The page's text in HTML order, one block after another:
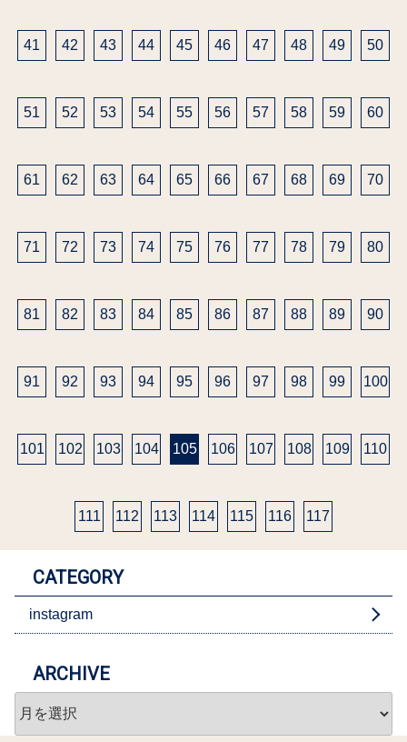
41 42 43 44 45 46 47 48 49 50
51 52 53 54 55 56 57 58 59 60
61 62 63 64 65 66 67 68 69 70
71 72 73 74 75 76 77 78 79 80
81 82 83 84 85 86 87 88 89 90
91 92 93 94 95 96 97 98 99 100
101 102 103 104 105 106 107 108 109 110
111 112 113 114 115 116 117
CATEGORY
instagram
ARCHIVE